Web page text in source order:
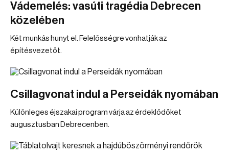
Vádemelés: vasúti tragédia Debrecen
közelében
Két munkás hunyt el. Felelősségre vonhatják az
építésvezetőt.
Csillagvonat indul a Perseidák nyomában
Különleges éjszakai program várja az érdeklődőket
augusztusban Debrecenben.